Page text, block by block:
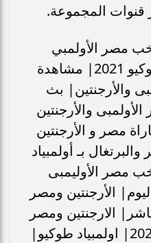
قنوات المجموعة.
مصر الأولمبي
والأرجنتين في أولمبياد طوكيو 2021| مشاهدة
والأرجنتين| بث
والأرجنتين
مصر و الأرجنتين
بـ أولمبياد
مصر الأوليمبى
الأرجنتين ومصر
الارجنتين ومصر
مباشر| أولمبياد طوكيو 2020| اولمبياد طوكيو|